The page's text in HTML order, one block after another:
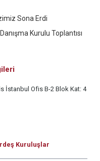
Sona Erdi
Kurulu Toplantısı
İstanbul Ofis B-2 Blok Kat: 4
Kuruluşlar